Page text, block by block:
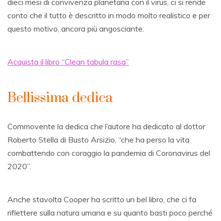
conto che il tutto è descritto in modo molto realistico e per
questo motivo, ancora più angosciante.
Acquista il libro “Clean tabula rasa”
Bellissima dedica
Commovente la dedica che l’autore ha dedicato al dottor
Roberto Stella di Busto Arsizio, “che ha perso la vita
combattendo con coraggio la pandemia di Coronavirus del
2020”.
Anche stavolta Cooper ha scritto un bel libro, che ci fa
riflettere sulla natura umana e su quanto basti poco perché